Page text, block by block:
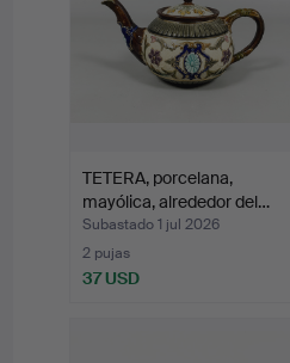
TETERA, porcelana,
mayólica, alrededor del…
Subastado 1 jul 2026
2 pujas
37 USD